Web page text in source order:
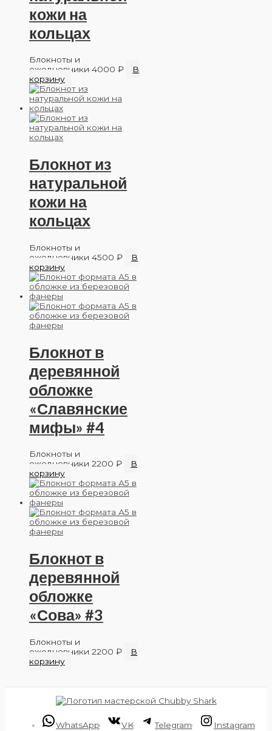
кожи на
кольцах
Блокноты и
ежедневники 4000 ₽
В
корзину
Блокнот из
натуральной
кожи на
кольцах
Блокноты и
ежедневники 4500 ₽
В
корзину
Блокнот в
деревянной
обложке
«Славянские
мифы» #4
Блокноты и
ежедневники 2200 ₽
В
корзину
Блокнот в
деревянной
обложке
«Сова» #3
Блокноты и
ежедневники 2200 ₽
В
корзину
WhatsApp VK Telegram
Instagram